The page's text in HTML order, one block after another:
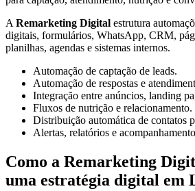
A Remarketing Digital estrutura
digitais, formulários, WhatsApp, CRM,
planilhas, agendas e sistemas internos.
Automação de captação de leads.
Automação de respostas e
Integração entre anúncios, landing
Fluxos de nutrição e relacionamento.
Distribuição automática de contatos
Alertas, relatórios e
Como a Remarketing
uma estratégia digital em